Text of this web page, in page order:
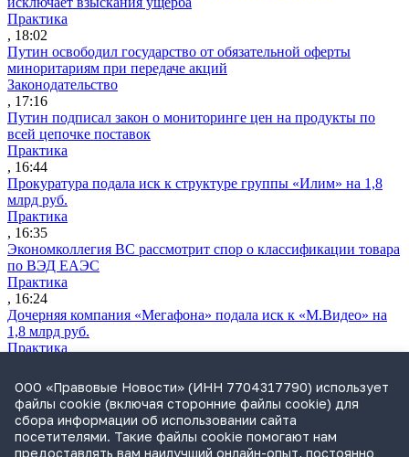
Практика
, 18:02
Путин освободил государство от обязательной оферты
миноритариям при передаче акций
Законодательство
, 17:16
Путин подписал закон о мониторинге цен на продукты по
всей цепочке поставок
Практика
, 16:44
Прокуратура подала иск к структуре группы «Илим» на 1,8
млрд руб.
Практика
, 16:35
Экономколлегия ВС рассмотрит спор о классификации товара
по ВЭД ЕАЭС
Практика
, 16:24
Дочерняя компания «Мегафона» подала иск к «М.Видео» на
1,8 млрд руб.
Практика
СИП проверит отмену патента на систему управления
устройствами после возражений «Яндекса»
Практика
, 15:17
Суды 10 стран рассматривают иски российской «дочки»
ООО «Правовые Новости» (ИНН 7704317790) использует
файлы cookie (включая сторонние файлы cookie) для
сбора информации об использовании сайта
посетителями. Такие файлы cookie помогают нам
предоставлять вам наилучший онлайн-опыт, постоянно